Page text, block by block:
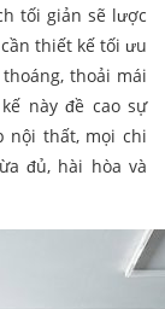
tối giản sẽ lược
thiết kế tối ưu
thoải mái
này đề cao sự
nội thất, mọi chi
đủ, hài hòa và